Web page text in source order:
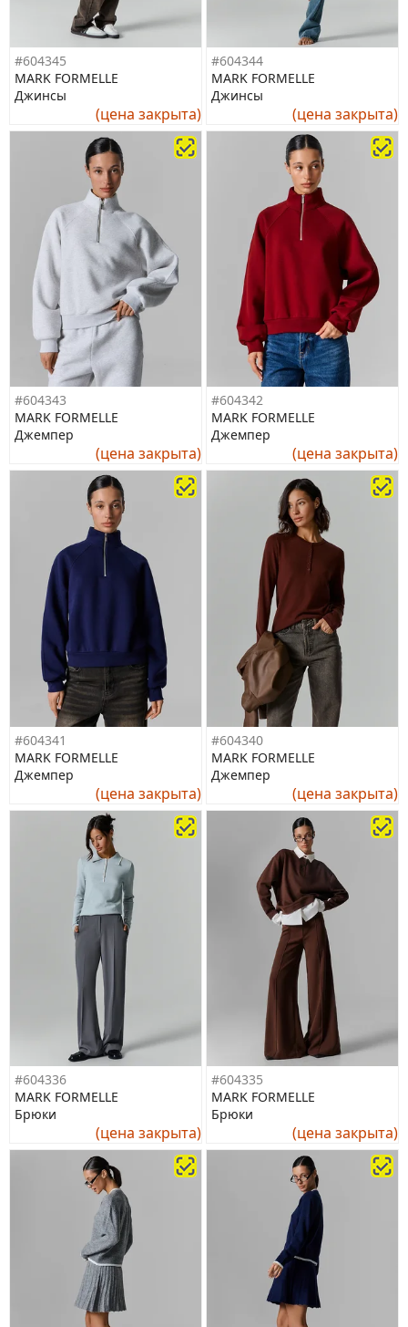
#604345
MARK FORMELLE
Джинсы
(цена закрыта)
#604344
MARK FORMELLE
Джинсы
(цена закрыта)
#604343
MARK FORMELLE
Джемпер
(цена закрыта)
#604342
MARK FORMELLE
Джемпер
(цена закрыта)
#604341
MARK FORMELLE
Джемпер
(цена закрыта)
#604340
MARK FORMELLE
Джемпер
(цена закрыта)
#604336
MARK FORMELLE
Брюки
(цена закрыта)
#604335
MARK FORMELLE
Брюки
(цена закрыта)